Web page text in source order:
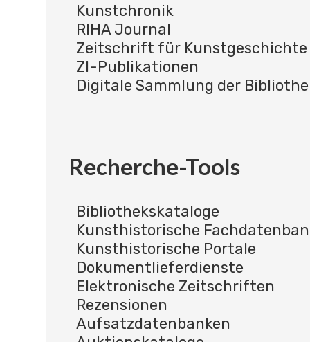
Kunstchronik
RIHA Journal
Zeitschrift für Kunstgeschichte
ZI-Publikationen
Digitale Sammlung der
Recherche-Tools
Bibliothekskataloge
Kunsthistorische
Kunsthistorische Portale
Dokumentlieferdienste
Elektronische Zeitschriften
Rezensionen
Aufsatzdatenbanken